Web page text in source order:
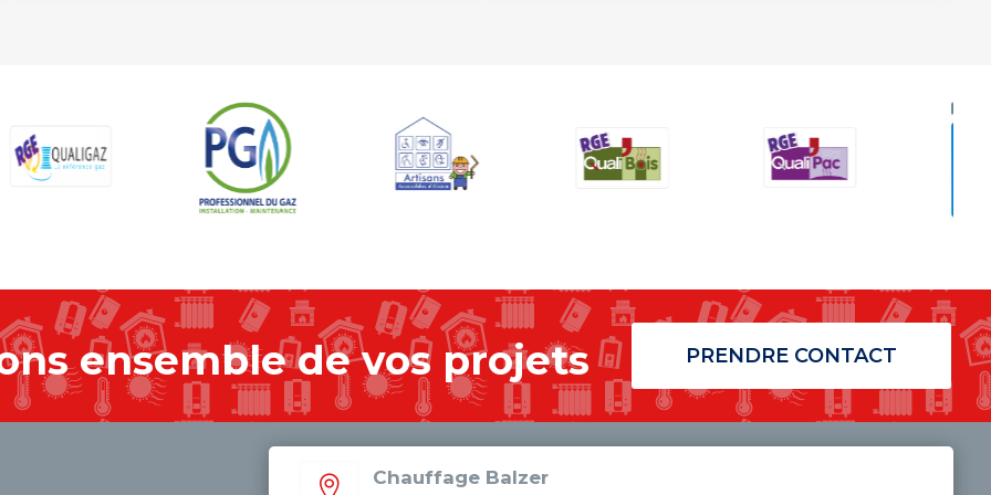
ensemble de vos projets PRENDRE CONTACT
 Chauffage Balzer